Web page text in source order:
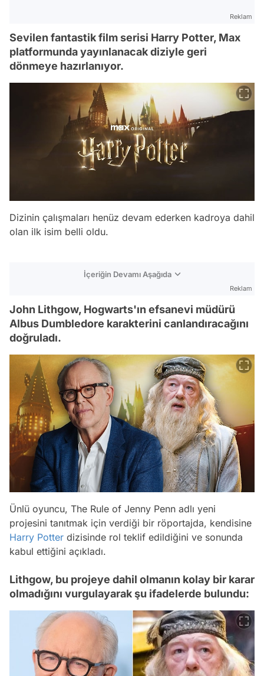
Reklam
Sevilen fantastik film serisi Harry Potter, Max
platformunda yayınlanacak diziyle geri
dönmeye hazırlanıyor.
Dizinin çalışmaları henüz devam ederken kadroya dahil
olan ilk isim belli oldu.
İçeriğin Devamı Aşağıda
Reklam
John Lithgow, Hogwarts'ın efsanevi müdürü
Albus Dumbledore karakterini canlandıracağını
doğruladı.
Ünlü oyuncu, The Rule of Jenny Penn adlı yeni
projesini tanıtmak için verdiği bir röportajda, kendisine
Harry Potter dizisinde rol teklif edildiğini ve sonunda
kabul ettiğini açıkladı.
Lithgow, bu projeye dahil olmanın kolay bir karar
olmadığını vurgulayarak şu ifadelerde bulundu: